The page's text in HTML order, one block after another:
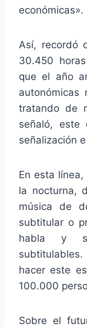
económicas».
Así, recordó
30.450
que el año
tratando de
señaló, este
señalización
En esta
la nocturna,
música de
subtitular o
habla y
hacer este
100.000
Sobre el